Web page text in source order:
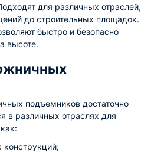
для различных отраслей,
до строительных площадок.
быстро и безопасно
высоте.
подъемников достаточно
в различных отраслях для